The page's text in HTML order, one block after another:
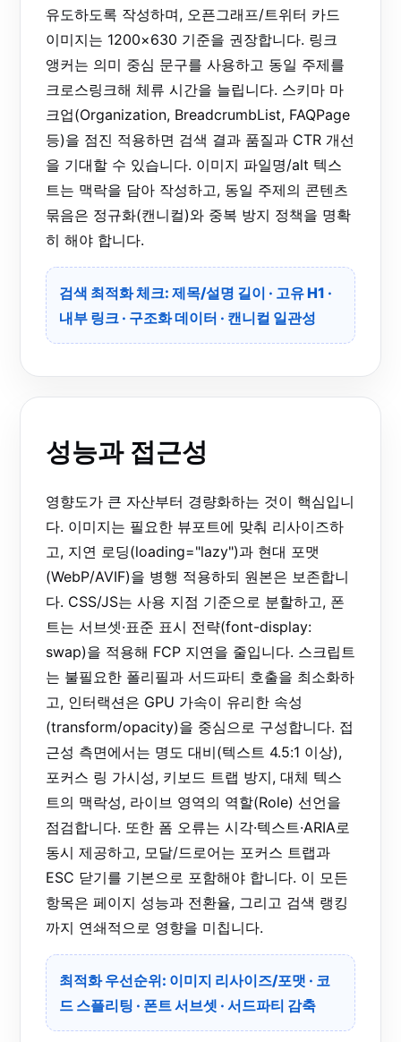
유도하도록 작성하며, 오픈그래프/트위터 카드
이미지는 1200×630 기준을 권장합니다. 링크
앵커는 의미 중심 문구를 사용하고 동일 주제를
크로스링크해 체류 시간을 늘립니다. 스키마 마
크업(Organization, BreadcrumbList, FAQPage
등)을 점진 적용하면 검색 결과 품질과 CTR 개선
을 기대할 수 있습니다. 이미지 파일명/alt 텍스
트는 맥락을 담아 작성하고, 동일 주제의 콘텐츠
묶음은 정규화(캔니컬)와 중복 방지 정책을 명확
히 해야 합니다.
검색 최적화 체크: 제목/설명 길이 · 고유 H1 ·
내부 링크 · 구조화 데이터 · 캔니컬 일관성
성능과 접근성
영향도가 큰 자산부터 경량화하는 것이 핵심입니
다. 이미지는 필요한 뷰포트에 맞춰 리사이즈하
고, 지연 로딩(loading="lazy")과 현대 포맷
(WebP/AVIF)을 병행 적용하되 원본은 보존합니
다. CSS/JS는 사용 지점 기준으로 분할하고, 폰
트는 서브셋·표준 표시 전략(font-display:
swap)을 적용해 FCP 지연을 줄입니다. 스크립트
는 불필요한 폴리필과 서드파티 호출을 최소화하
고, 인터랙션은 GPU 가속이 유리한 속성
(transform/opacity)을 중심으로 구성합니다. 접
근성 측면에서는 명도 대비(텍스트 4.5:1 이상),
포커스 링 가시성, 키보드 트랩 방지, 대체 텍스
트의 맥락성, 라이브 영역의 역할(Role) 선언을
점검합니다. 또한 폼 오류는 시각·텍스트·ARIA로
동시 제공하고, 모달/드로어는 포커스 트랩과
ESC 닫기를 기본으로 포함해야 합니다. 이 모든
항목은 페이지 성능과 전환율, 그리고 검색 랭킹
까지 연쇄적으로 영향을 미칩니다.
최적화 우선순위: 이미지 리사이즈/포맷 · 코
드 스플리팅 · 폰트 서브셋 · 서드파티 감축